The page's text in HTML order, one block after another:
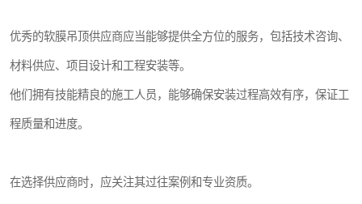
优秀的软膜吊顶供应商应当能够提供全方位的服务，包括技术咨询、
材料供应、项目设计和工程安装等。
他们拥有技能精良的施工人员，能够确保安装过程高效有序，保证工
程质量和进度。
在选择供应商时，应关注其过往案例和专业资质。